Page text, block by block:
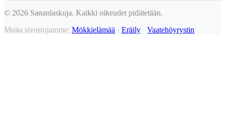
© 2026 Sananlaskuja. Kaikki oikeudet pidätetään.
Muita sivustojamme: Mökkielämää · Eräily · Vaatehöyrystin